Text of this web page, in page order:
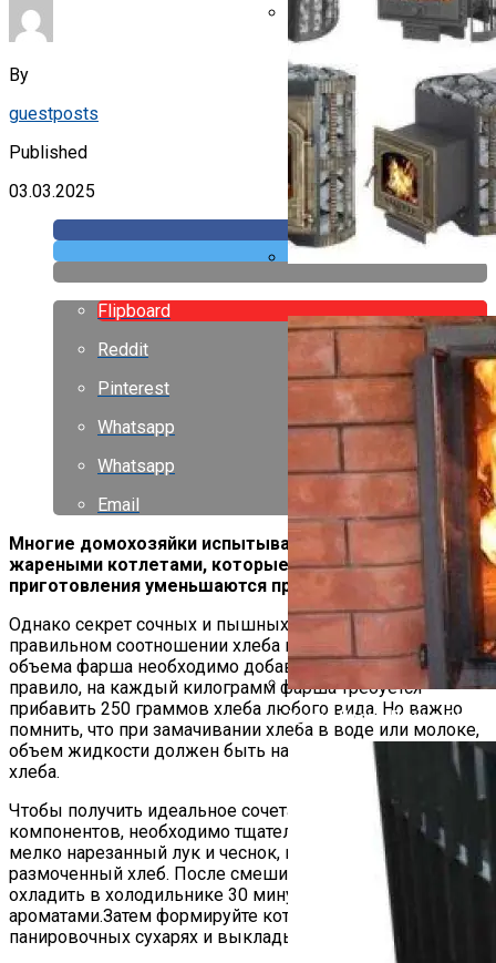
«Снимут Со Всех Без
Октября
Какие Дрова Лучше Для
By
guestposts
Published
03.03.2025
Flipboard
Reddit
Pinterest
Whatsapp
Whatsapp
Email
Многие домохозяйки испытывают сложности с
жареными котлетами, которые в процессе
приготовления уменьшаются практически вдвое.
Однако секрет сочных и пышных котлет заключается в
правильном соотношении хлеба и мяса. На четверть
объема фарша необходимо добавить хлеба. Как
правило, на каждый килограмм фарша требуется
прибавить 250 граммов хлеба любого вида. Но важно
помнить, что при замачивании хлеба в воде или молоке,
объем жидкости должен быть на треть больше, чем
хлеба.
Чтобы получить идеальное сочетание всех
компонентов, необходимо тщательно перемешать мясо,
мелко нарезанный лук и чеснок, перец, а также
размоченный хлеб. После смешивания фарш следует
охладить в холодильнике 30 минут, чтобы он пропитался
ароматами.Затем формируйте котлеты, обваливайте их в
панировочных сухарях и выкладывайте на противень.